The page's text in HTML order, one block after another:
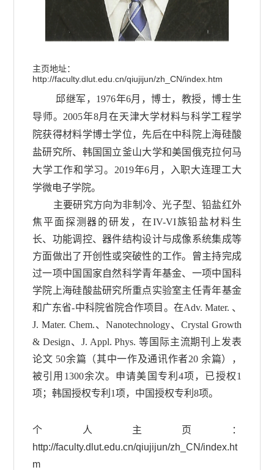
主页地址：
http://faculty.dlut.edu.cn/qiujijun/zh_CN/index.htm
邱继军，1976年6月，博士，教授，博士生
导师。2005年8月在天津大学材料与科学工程学
院获得材料学博士学位，先后在中科院上海硅酸
盐研究所、韩国国立釜山大学和美国俄克拉何马
大学工作和学习。2019年6月，入职大连理工大
学微电子学院。
主要研究方向为非制冷、光子型、铅盐红外
焦平面探测器的研发，在IV-VI族铅盐材料生
长、功能调控、器件结构设计与成像系统集成等
方面做出了开创性或突破性的工作。曾主持完成
过一项中国国家自然科学青年基金、一项中国科
学院上海硅酸盐研究所重点实验室主任青年基金
和广东省-中科院省院合作项目。在Adv. Mater. 、
J. Mater. Chem.、Nanotechnology、Crystal Growth
& Design、J. Appl. Phys. 等国际主流期刊上发表
论文 50余篇（其中一作及通讯作者20 余篇），
被引用1300余次。申请美国专利4项，已授权1
项；韩国授权专利1项，中国授权专利8项。
个人主页：
http://faculty.dlut.edu.cn/qiujijun/zh_CN/index.ht
m